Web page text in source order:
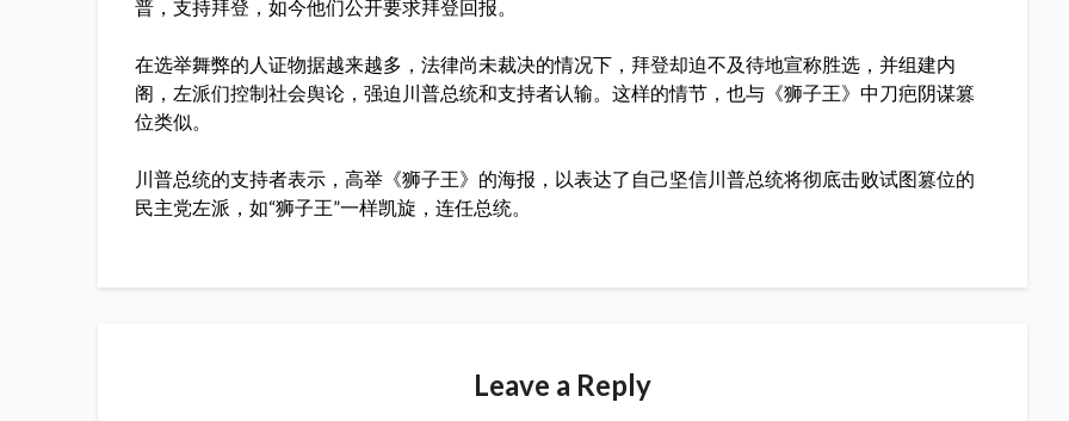
普，支持拜登，如今他们公开要求拜登回报。
在选举舞弊的人证物据越来越多，法律尚未裁决的情况下，拜登却迫不及待地宣称胜选，并组建内
阁，左派们控制社会舆论，强迫川普总统和支持者认输。这样的情节，也与《狮子王》中刀疤阴谋篡
位类似。
川普总统的支持者表示，高举《狮子王》的海报，以表达了自己坚信川普总统将彻底击败试图篡位的
民主党左派，如“狮子王”一样凯旋，连任总统。
Leave a Reply